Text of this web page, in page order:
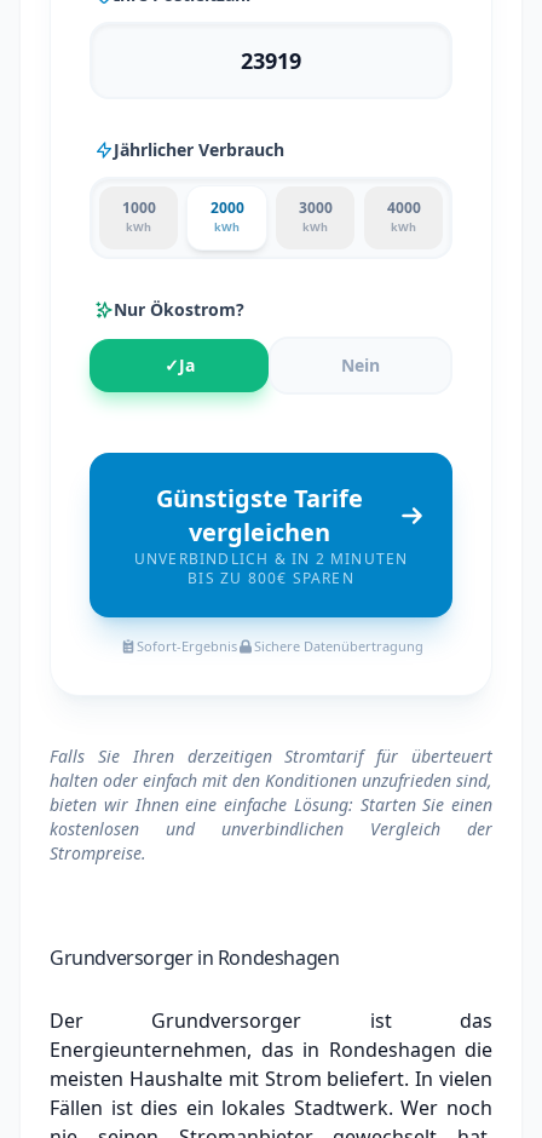
Jährlicher Verbrauch
1000
kWh
2000
kWh
3000
kWh
4000
kWh
Nur Ökostrom?
✓Ja Nein
Günstigste Tarife
vergleichen
UNVERBINDLICH & IN 2 MINUTEN
BIS ZU 800€ SPAREN
Sofort-Ergebnis Sichere Datenübertragung
Falls Sie Ihren derzeitigen Stromtarif für überteuert
halten oder einfach mit den Konditionen unzufrieden sind,
bieten wir Ihnen eine einfache Lösung: Starten Sie einen
kostenlosen und unverbindlichen Vergleich der
Strompreise.
Grundversorger in Rondeshagen
Der Grundversorger ist das
Energieunternehmen, das in Rondeshagen die
meisten Haushalte mit Strom beliefert. In vielen
Fällen ist dies ein lokales Stadtwerk.Wer noch